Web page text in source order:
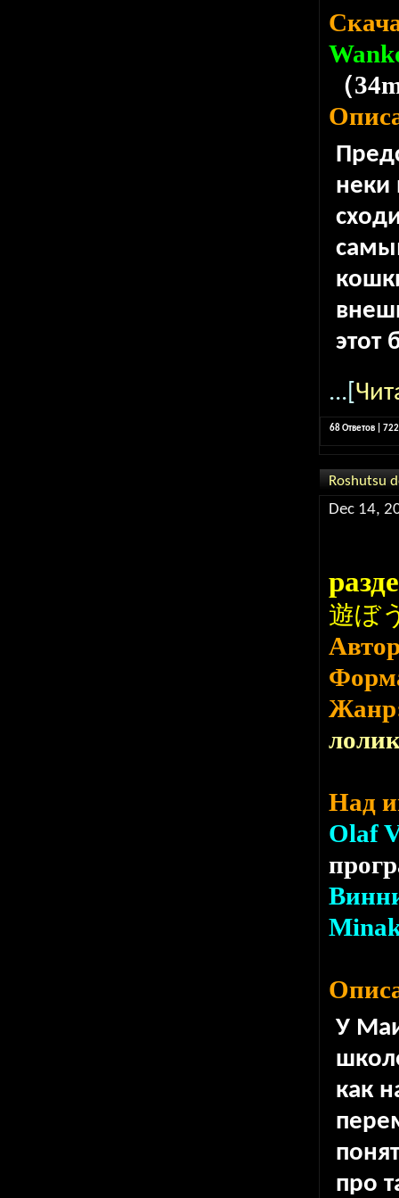
（
неки
этот
...[
68 Ответов |
Roshutsu
Dec 14,
遊ぼ
Над
Olaf
У
как
про